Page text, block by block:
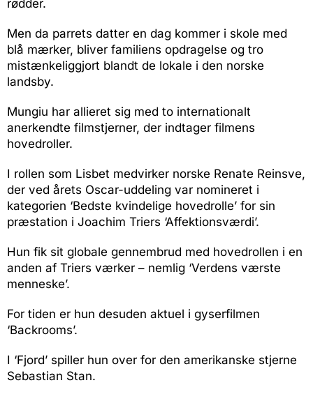
rødder.
Men da parrets datter en dag kommer i skole med
blå mærker, bliver familiens opdragelse og tro
mistænkeliggjort blandt de lokale i den norske
landsby.
Mungiu har allieret sig med to internationalt
anerkendte filmstjerner, der indtager filmens
hovedroller.
I rollen som Lisbet medvirker norske Renate Reinsve,
der ved årets Oscar-uddeling var nomineret i
kategorien ‘Bedste kvindelige hovedrolle’ for sin
præstation i Joachim Triers ‘Affektionsværdi’.
Hun fik sit globale gennembrud med hovedrollen i en
anden af Triers værker – nemlig ‘Verdens værste
menneske’.
For tiden er hun desuden aktuel i gyserfilmen
‘Backrooms’.
I ‘Fjord’ spiller hun over for den amerikanske stjerne
Sebastian Stan.